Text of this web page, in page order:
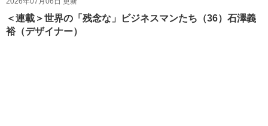
＜連載＞世界の「残念な」ビジネスマンたち（36）石澤義
裕（デザイナー）